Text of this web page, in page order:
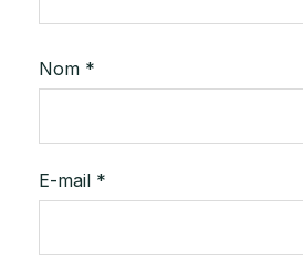
Nom *
E-mail *